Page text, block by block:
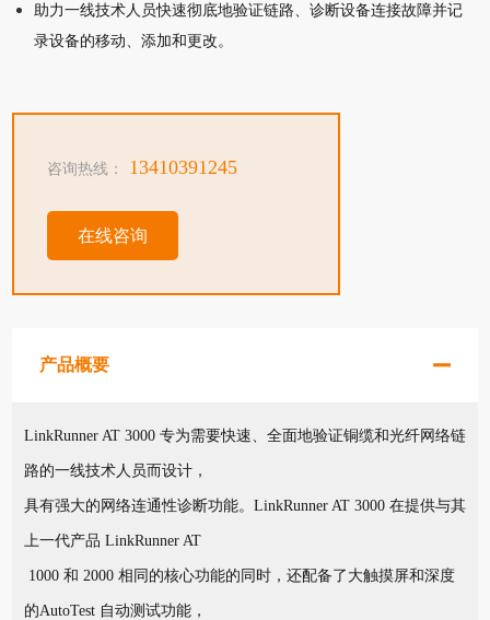
助力一线技术人员快速彻底地验证链路、诊断设备连接故障并记
录设备的移动、添加和更改。
咨询热线： 13410391245
在线咨询
产品概要
LinkRunner AT 3000 专为需要快速、全面地验证铜缆和光纤网络链
路的一线技术人员而设计，
具有强大的网络连通性诊断功能。LinkRunner AT 3000 在提供与其
上一代产品 LinkRunner AT
1000 和 2000 相同的核心功能的同时，还配备了大触摸屏和深度
的AutoTest 自动测试功能，